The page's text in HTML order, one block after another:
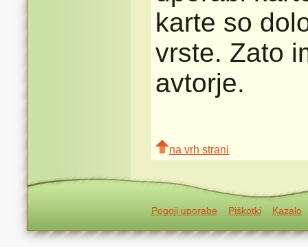
karte so
vrste. Zato
avtorje.
na vrh strani
Pogoji uporabe Piškotki Kazalo